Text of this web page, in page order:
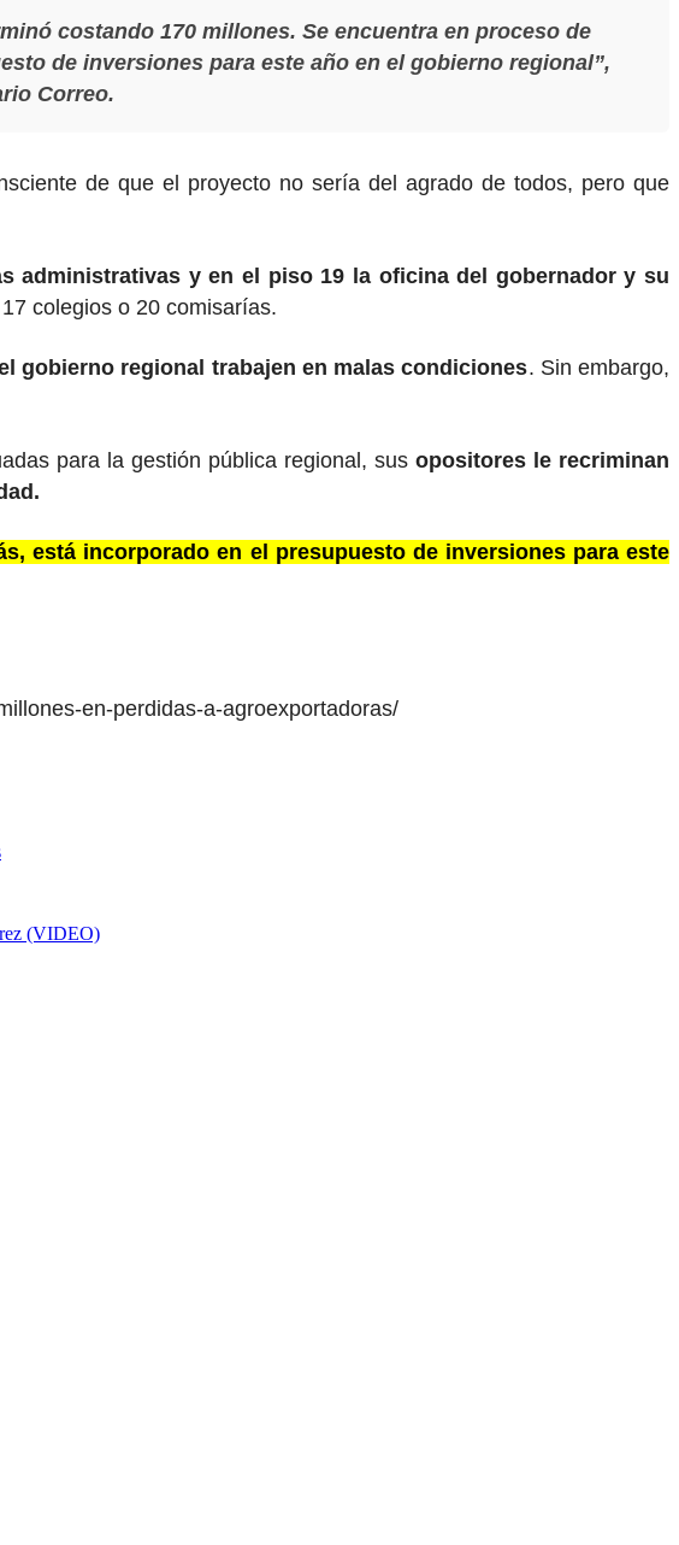
costando 170 millones. Se encuentra en proceso de
de inversiones para este año en el gobierno regional”,
Correo.
de que el proyecto no sería del agrado de todos, pero que
administrativas y en el piso 19 la oficina del gobernador y su
colegios o 20 comisarías.
gobierno regional trabajen en malas condiciones. Sin embargo,
para la gestión pública regional, sus opositores le recriminan
está incorporado en el presupuesto de inversiones para este
en-perdidas-a-agroexportadoras/
(VIDEO)